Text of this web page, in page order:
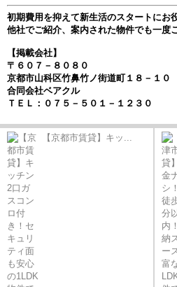
初期費用を抑えて新生活のスタートにお
他社でご紹介、案内された物件でも一度
【掲載会社】
〒６０７－８０８０
京都市山科区竹鼻竹ノ街道町１８－１０
合同会社ベアクル
ＴＥＬ：０７５－５０１－１２３０
【京都市賃貸】キッ...